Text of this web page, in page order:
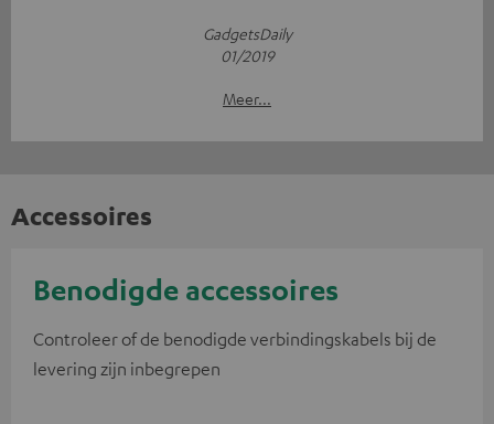
GadgetsDaily
01/2019
Meer...
Accessoires
Benodigde accessoires
Controleer of de benodigde verbindingskabels bij de
levering zijn inbegrepen